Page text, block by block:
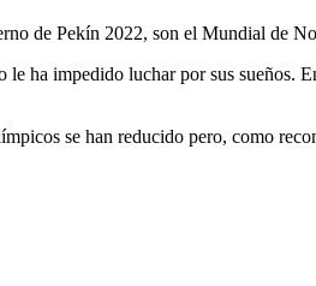
de Pekín 2022, son el Mundial de
ha impedido luchar por sus sueños.
se han reducido pero, como